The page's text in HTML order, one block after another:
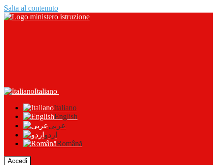
Salta al contenuto
Italiano
Italiano
English
عربى
اردو
Română
Accedi